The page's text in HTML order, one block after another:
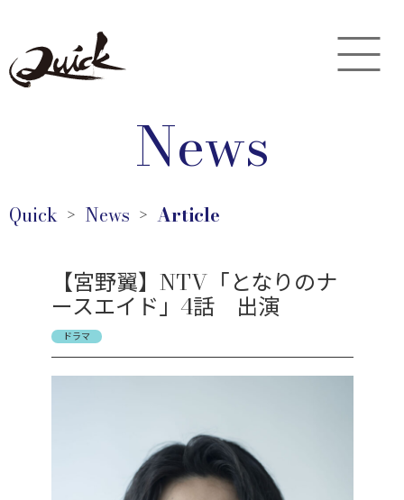
News
Quick ＞ News ＞ Article
【宮野翼】NTV「となりのナ
ースエイド」4話 出演
ドラマ